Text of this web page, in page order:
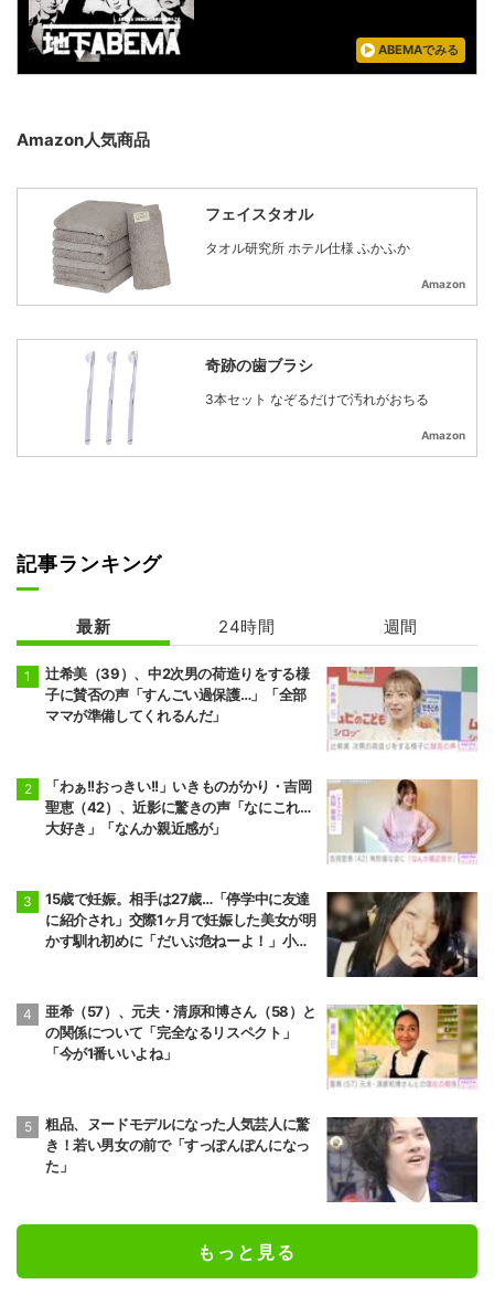
ABEMAでみる
Amazon人気商品
フェイスタオル
タオル研究所 ホテル仕様 ふかふか
Amazon
奇跡の歯ブラシ
3本セット なぞるだけで汚れがおちる
Amazon
記事ランキング
最新 24時間 週間
辻希美（39）、中2次男の荷造りをする様
子に賛否の声「すんごい過保護…」「全部
ママが準備してくれるんだ」
「わぁ!!おっきい!!」いきものがかり・吉岡
聖恵（42）、近影に驚きの声「なにこれ…
大好き」「なんか親近感が」
15歳で妊娠。相手は27歳…「停学中に友達
に紹介され」交際1ヶ月で妊娠した美女が明
かす馴れ初めに「だいぶ危ねーよ！」小森
亜希（57）、元夫・清原和博さん（58）と
の関係について「完全なるリスペクト」
「今が1番いいよね」
粗品、ヌードモデルになった人気芸人に驚
き！若い男女の前で「すっぽんぽんになっ
た」
もっと見る